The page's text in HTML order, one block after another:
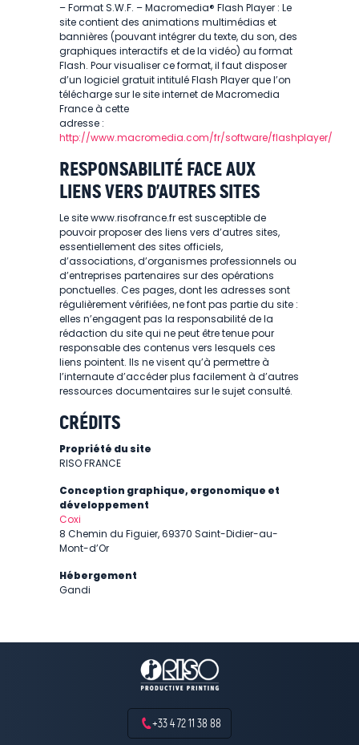
– Format S.W.F. – Macromedia® Flash Player : Le
site contient des animations multimédias et
bannières (pouvant intégrer du texte, du son, des
graphiques interactifs et de la vidéo) au format
Flash. Pour visualiser ce format, il faut disposer
d’un logiciel gratuit intitulé Flash Player que l’on
télécharge sur le site internet de Macromedia
France à cette
adresse :
http://www.macromedia.com/fr/software/flashplayer/
RESPONSABILITÉ FACE AUX
LIENS VERS D’AUTRES SITES
Le site www.risofrance.fr est susceptible de
pouvoir proposer des liens vers d’autres sites,
essentiellement des sites officiels,
d’associations, d’organismes professionnels ou
d’entreprises partenaires sur des opérations
ponctuelles. Ces pages, dont les adresses sont
régulièrement vérifiées, ne font pas partie du site :
elles n’engagent pas la responsabilité de la
rédaction du site qui ne peut être tenue pour
responsable des contenus vers lesquels ces
liens pointent. Ils ne visent qu’à permettre à
l’internaute d’accéder plus facilement à d’autres
ressources documentaires sur le sujet consulté.
CRÉDITS
Propriété du site
RISO FRANCE
Conception graphique, ergonomique et
développement
Coxi
8 Chemin du Figuier, 69370 Saint-Didier-au-
Mont-d’Or
Hébergement
Gandi
+33 4 72 11 38 88